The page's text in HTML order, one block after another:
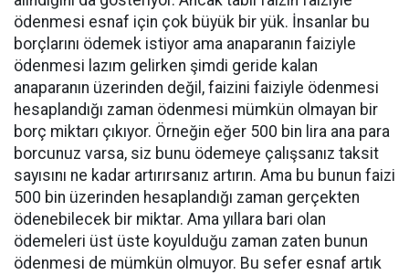
ödenmesi esnaf için çok büyük bir yük. İnsanlar bu
borçlarını ödemek istiyor ama anaparanın faiziyle
ödenmesi lazım gelirken şimdi geride kalan
anaparanın üzerinden değil, faizini faiziyle ödenmesi
hesaplandığı zaman ödenmesi mümkün olmayan bir
borç miktarı çıkıyor. Örneğin eğer 500 bin lira ana para
borcunuz varsa, siz bunu ödemeye çalışsanız taksit
sayısını ne kadar artırırsanız artırın. Ama bu bunun faizi
500 bin üzerinden hesaplandığı zaman gerçekten
ödenebilecek bir miktar. Ama yıllara bari olan
ödemeleri üst üste koyulduğu zaman zaten bunun
ödenmesi de mümkün olmuyor. Bu sefer esnaf artık